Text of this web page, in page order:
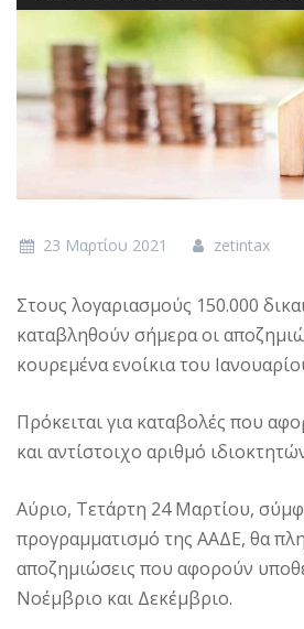
23 Μαρτίου 2021 zetintax
Στους λογαριασμούς 150.000
καταβληθούν σήμερα οι
κουρεμένα ενοίκια του
Πρόκειται για καταβολές που
και αντίστοιχο αριθμό
Αύριο, Τετάρτη 24 Μαρτίου,
προγραμματισμό της ΑΑΔΕ, θα
αποζημιώσεις που αφορούν
Νοέμβριο και Δεκέμβριο.